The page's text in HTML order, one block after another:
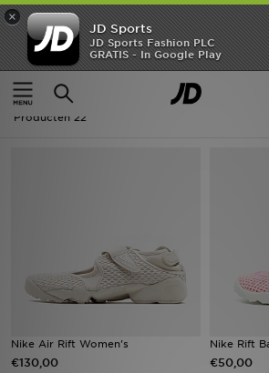
×
JD Sports
JD Sports Fashion PLC
GRATIS - In Google Play
Thuis
Nike Air Rift
Nike Air Rift
Producten 22
Nike Air Rift Women's
€130,00
Nike Rift
€50,00
Home
Offers
New In
Collecties
Sports